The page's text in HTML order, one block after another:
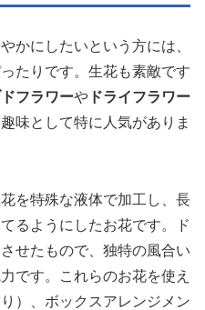
かにしたいという方には、
たりです。生花も素敵です
フラワーや ドライフラワー
味として特に人気がありま
を特殊な液体で加工し、長
るようにしたお花です。ド
せたもので、独特の風合い
です。これらのお花を使え
）、ボックスアレンジメン